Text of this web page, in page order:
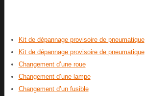
Kit de dépannage provisoire de pneumatique
Kit de dépannage provisoire de pneumatique
Changement d’une roue
Changement d’une lampe
Changement d’un fusible